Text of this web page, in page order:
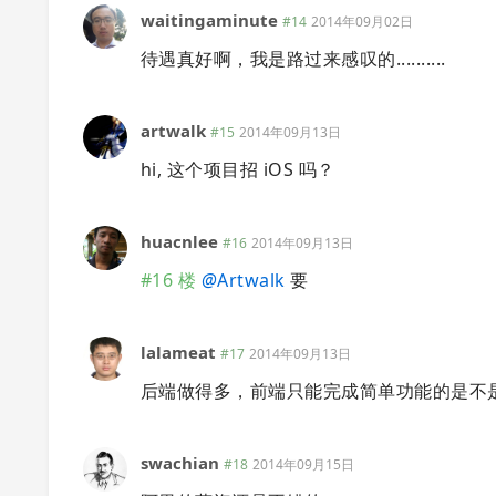
waitingaminute #14 2014年09月02日
待遇真好啊，我是路过来感叹的..........
artwalk #15 2014年09月13日
hi, 这个项目招 iOS 吗？
huacnlee #16 2014年09月13日
#16 楼 @Artwalk 要
lalameat #17 2014年09月13日
后端做得多，前端只能完成简单功能的是不
swachian #18 2014年09月15日